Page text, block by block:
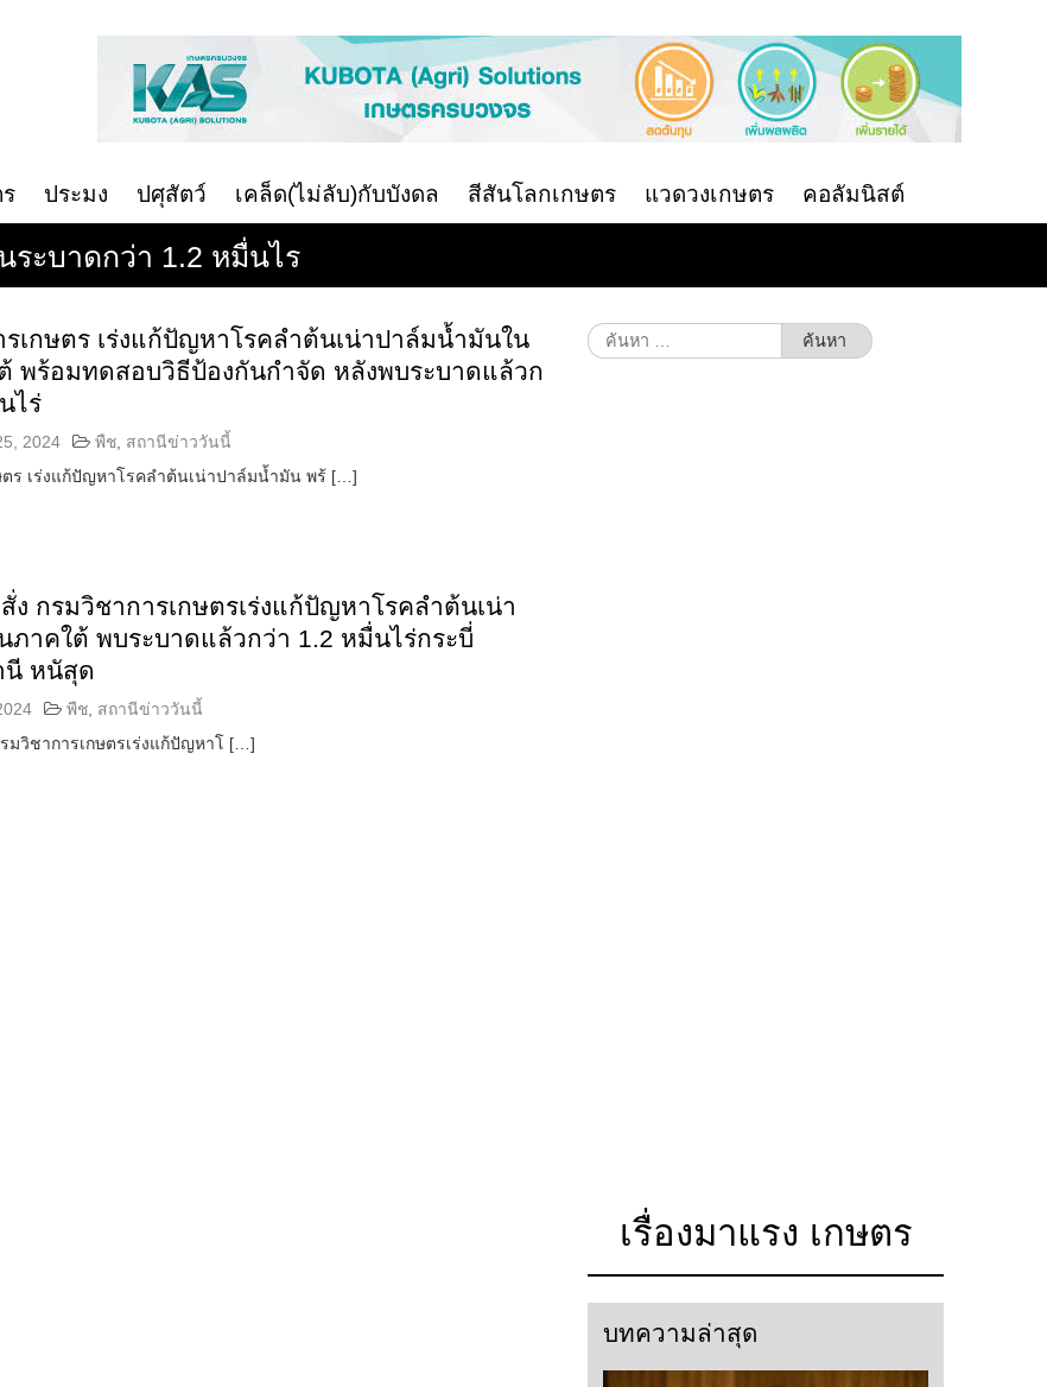
ประมง ปศุสัตว์ เคล็ด(ไม่ลับ)กับบังดล สีสันโลกเกษตร แวดวงเกษตร คอลัมนิสต์
ะบาดกว่า 1.2 หมื่นไร
เกษตร เร่งแก้ปัญหาโรคลำต้นเน่าปาล์มน้ำมันใน
พร้อมทดสอบวิธีป้องกันกำจัด หลังพบระบาดแล้วก
ไร่
2024 พืช, สถานีข่าววันนี้
ตร เร่งแก้ปัญหาโรคลำต้นเน่าปาล์มน้ำมัน พร้ […]
สั่ง กรมวิชาการเกษตรเร่งแก้ปัญหาโรคลำต้นเน่า
ภาคใต้ พบระบาดแล้วกว่า 1.2 หมื่นไร่กระบี่
นี หนัสุด
พืช, สถานีข่าววันนี้
มวิชาการเกษตรเร่งแก้ปัญหาโ […]
ค้นหา
สำหรับ:
เรื่องมาแรง เกษตร
บทความล่าสุด